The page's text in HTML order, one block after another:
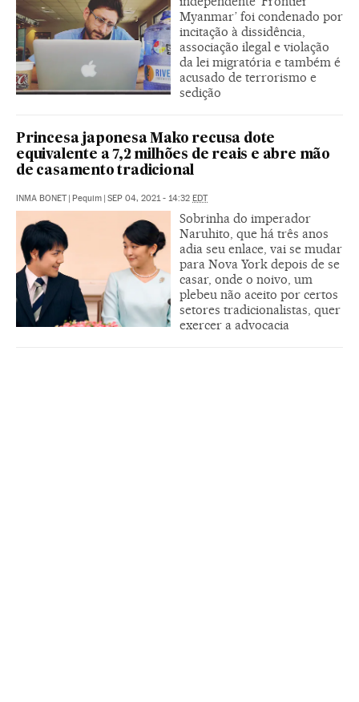
Myanmar’ foi condenado por
incitação à dissidência,
associação ilegal e violação
da lei migratória e também é
acusado de terrorismo e
sedição
Princesa japonesa Mako recusa dote
equivalente a 7,2 milhões de reais e abre mão
de casamento tradicional
INMA BONET Pequim SEP 04, 2021 - 14:32 EDT
Sobrinha do imperador
Naruhito, que há três anos
adia seu enlace, vai se mudar
para Nova York depois de se
casar, onde o noivo, um
plebeu não aceito por certos
setores tradicionalistas, quer
exercer a advocacia